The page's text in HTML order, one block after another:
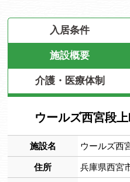
入居条件
施設概要
介護・医療体制
ウールズ西宮段
施設名 ウールズ西
住所 兵庫県西宮